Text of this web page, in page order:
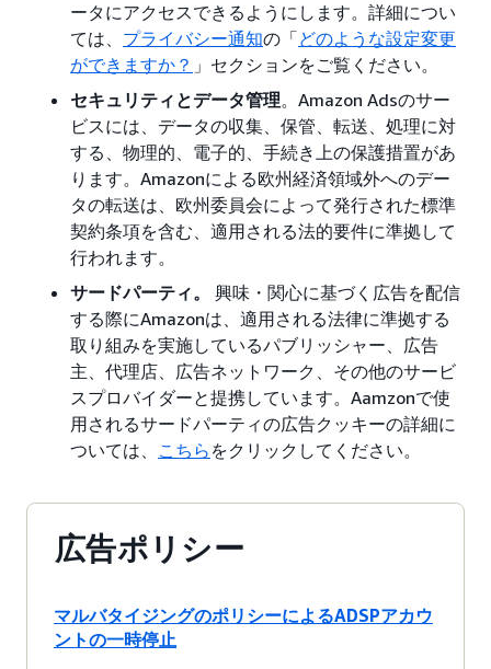
ータにアクセスできるようにします。詳細につい
ては、 プライバシー通知の「どのような設定変更
ができますか？ 」セクションをご覧ください。
セキュリティとデータ管理。Amazon Adsのサー
ビスには、データの収集、保管、転送、処理に対
する、物理的、電子的、手続き上の保護措置があ
ります。Amazonによる欧州経済領域外へのデー
タの転送は、欧州委員会によって発行された標準
契約条項を含む、適用される法的要件に準拠して
行われます。
サードパーティ。
興味・関心に基づく広告を配信
する際にAmazonは、適用される法律に準拠する
取り組みを実施しているパブリッシャー、広告
主、代理店、広告ネットワーク、その他のサービ
スプロバイダーと提携しています。Aamzonで使
用されるサードパーティの広告クッキーの詳細に
ついては、 こちら をクリックしてください。
広告ポリシー
マルバタイジングのポリシーによるADSPアカウ
ントの一時停止